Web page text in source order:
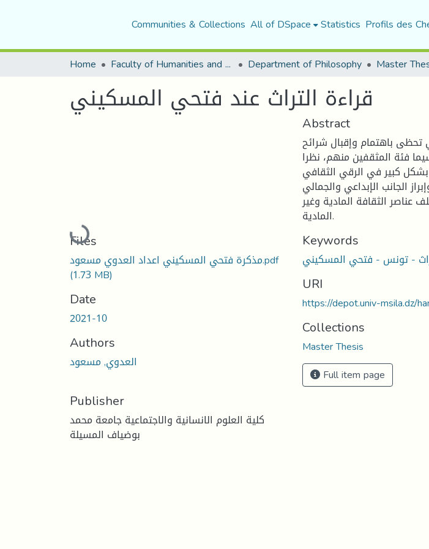
Communities & Collections All of DSpace Statistics Profils des
Home Faculty of Humanities and Social Sciences Department of Philosophy Master
قراءة التراث عند فتحي المسكيني
Loading...
Files
مذكرة فتحي المسكيني اعداد العدوي مسعود.pdf
(1.73 MB)
Date
2021-10
Authors
العدوي, مسعود
Publisher
كلية العلوم الانسانية والاجتماعية جامعة محمد
بوضياف المسيلة
Abstract
تحظى باهتمام وإقبال شرائح
فئة المثقفين منهم، نظرا
كبير في الرقي الثقافي
الجانب الإبداعي والجمالي
عناصر الثقافة المادية وغير
المادية.
Keywords
URI
https://depot.univ-msila.dz/
Collections
Master Thesis
Full item page